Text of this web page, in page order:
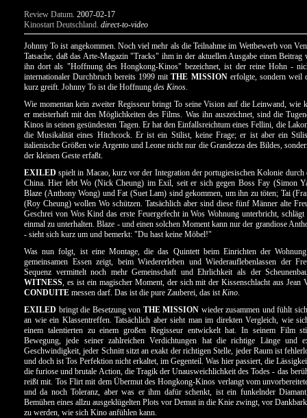
Review Datum. 2007-02-17
Kinostart Deutschland. direct-to-video
Johnny To ist angekommen. Noch viel mehr als die Teilnahme im Wettbewerb von
Tatsache, daß das Arte-Magazin "Tracks" ihm in der aktuellen Ausgabe einen Beitrag
ihn dort als "Hoffnung des Hongkong-Kinos" bezeichnet, ist der reine Hohn -
internationaler Durchbruch bereits 1999 mitTHE MISSIONerfolgte, sondern weil
kurz greift. Johnny To ist die Hoffnung des Kinos.
Wie momentan kein zweiter Regisseur bringt To seine Vision auf die Leinwand, wie
er meisterhaft mit den Möglichkeiten des Films. Was ihn auszeichnet, sind die
Kinos in seinen gesündesten Tagen. Er hat den Einfallsreichtum eines Fellini, die
die Musikalität eines Hitchcock. Er ist ein Stilist, keine Frage; er ist aber ein
italienische Größen wie Argento und Leone nicht nur die Grandezza des Bildes,
der kleinen Geste erfaßt.
EXILED spielt in Macao, kurz vor der Integration der portugiesischen Kolonie
China. Hier lebt Wo (Nick Cheung) im Exil, seit er sich gegen Boss Fay (Simon
Blaze (Anthony Wong) und Fat (Suet Lam) sind gekommen, um ihn zu töten; Tai
(Roy Cheung) wollen Wo schützen. Tatsächlich aber sind diese fünf Männer alte
Geschrei von Wos Kind das erste Feuergefecht in Wos Wohnung unterbricht,
einmal zu unterhalten. Blaze - und einen solchen Moment kann nur der grandiose
- sieht sich kurz um und bemerkt: "Du hast keine Möbel!"
Was nun folgt, ist eine Montage, die das Quintett beim Einrichten der
gemeinsamen Essen zeigt, beim Wiedererleben und Wiederauflebenlassen der
Sequenz vermittelt noch mehr Gemeinschaft und Ehrlichkeit als der
WITNESS, es ist ein magischer Moment, der sich mit der Kissenschlacht aus Jean
CONDUITE messen darf. Das ist die pure Zauberei, das istKino.
EXILED bringt die Besetzung von THE MISSION wieder zusammen und fühlt
an wie ein Klassentreffen. Tatsächlich aber sieht man im direkten Vergleich, wie
einem talentierten zu einem großen Regisseur entwickelt hat. In seinem Film
Bewegung, jede seiner zahlreichen Verdichtungen hat die richtige Länge und
Geschwindigkeit, jeder Schnitt sitzt an exakt der richtigen Stelle, jeder Raum ist
und doch ist Tos Perfektion nicht erkaltet, im Gegenteil. Was hier passiert, die
die furiose und brutale Action, die Tragik der Unausweichlichkeit des Todes - das
reißt mit. Tos Flirt mit dem Übermut des Hongkong-Kinos verlangt vom
und da noch Toleranz, aber was er ihm dafür schenkt, ist ein funkelnder
Bemühen eines allzu ausgeklügelten Plots vor Demut in die Knie zwingt, vor
zu werden, wie sich Kino anfühlen kann.